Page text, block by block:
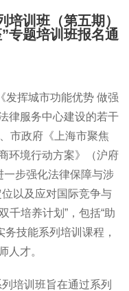
培训班（第五期）
专题培训班报名通
发挥城市功能优势 做强
律服务中心建设的若干
市政府《上海市聚焦
环境行动方案》（沪府
步强化法律保障与涉
以及 应对国际竞争与
千培养计划”，包括“助
务技能系列培训课程，
人才。
培训班旨在通过系列